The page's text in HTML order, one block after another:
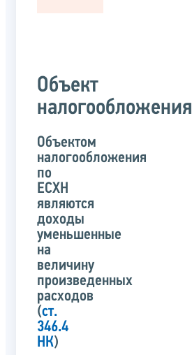
Объект
налогообложения
Объектом
налогообложения
по
ЕСХН
являются
доходы
уменьшенные
на
величину
произведенных
расходов
(ст.
346.4
НК)